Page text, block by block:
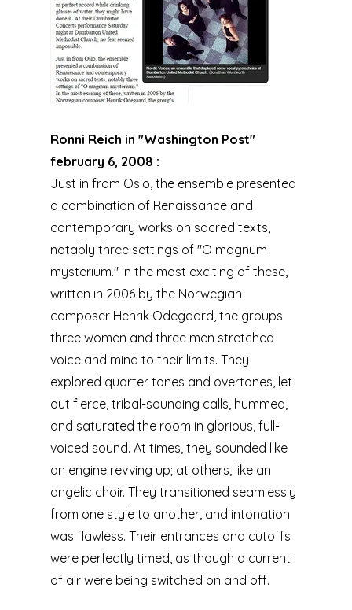
Ronni Reich in "Washington Post"
february 6, 2008 :
Just in from Oslo, the ensemble presented
a combination of Renaissance and
contemporary works on sacred texts,
notably three settings of "O magnum
mysterium." In the most exciting of these,
written in 2006 by the Norwegian
composer Henrik Odegaard, the groups
three women and three men stretched
voice and mind to their limits. They
explored quarter tones and overtones, let
out fierce, tribal-sounding calls, hummed,
and saturated the room in glorious, full-
voiced sound. At times, they sounded like
an engine revving up; at others, like an
angelic choir. They transitioned seamlessly
from one style to another, and intonation
was flawless. Their entrances and cutoffs
were perfectly timed, as though a current
of air were being switched on and off.